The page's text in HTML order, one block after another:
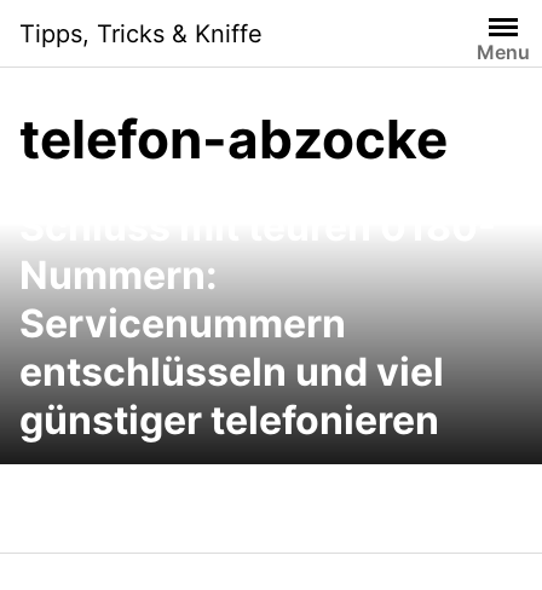
content
Tipps, Tricks & Kniffe
Menu
telefon-abzocke
Nummern:
Servicenummern
entschlüsseln und viel
günstiger telefonieren